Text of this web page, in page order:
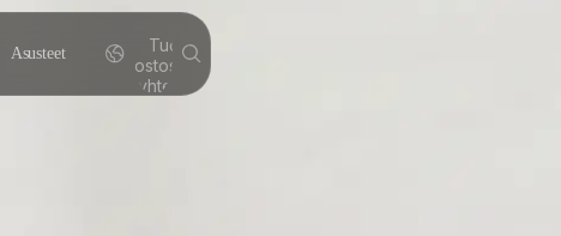
Asusteet
Tuotteita
ostoskorissa
yhteensä: